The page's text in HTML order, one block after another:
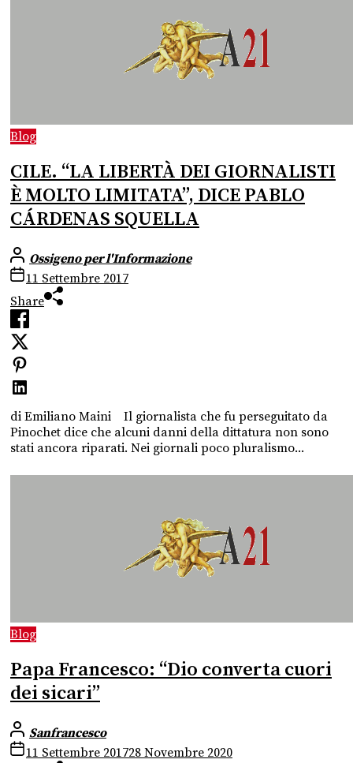
Blog
CILE. “LA LIBERTÀ DEI GIORNALISTI
È MOLTO LIMITATA”, DICE PABLO
CÁRDENAS SQUELLA
Ossigeno per l'Informazione
11 Settembre 2017
Share
di Emiliano Maini Il giornalista che fu perseguitato da
Pinochet dice che alcuni danni della dittatura non sono
stati ancora riparati. Nei giornali poco pluralismo...
Blog
Papa Francesco: “Dio converta cuori
dei sicari”
Sanfrancesco
11 Settembre 201728 Novembre 2020